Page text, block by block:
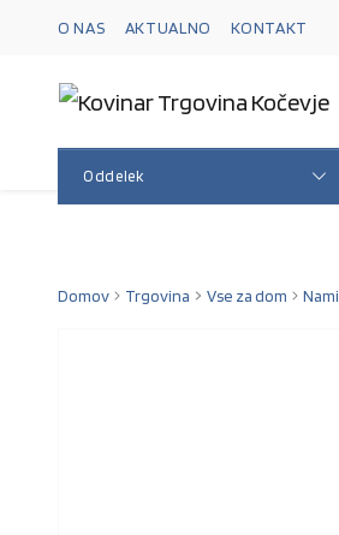
Skip to navigation
Skip to content
Oddelek
O NAS AKTUALNO KONTAKT
Domov Trgovina Vse za dom